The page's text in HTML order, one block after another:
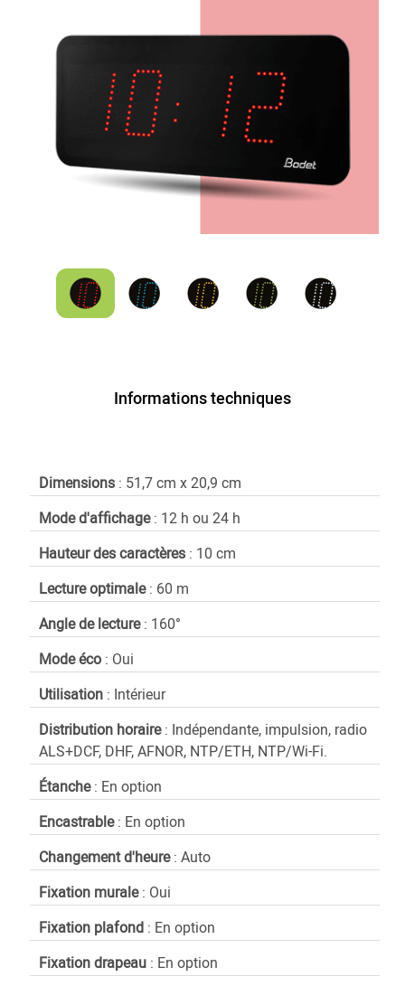
Informations techniques
Dimensions : 51,7 cm x 20,9 cm
Mode d'affichage: 12 h ou 24 h
Hauteur des caractères : 10 cm
Lecture optimale: 60 m
Angle de lecture: 160°
Mode éco : Oui
Utilisation : Intérieur
Distribution horaire: Indépendante, impulsion, radio
ALS+DCF, DHF, AFNOR, NTP/ETH, NTP/Wi-Fi.
Étanche: En option
Encastrable: En option
Changement d'heure: Auto
Fixation murale: Oui
Fixation plafond : En option
Fixation drapeau : En option